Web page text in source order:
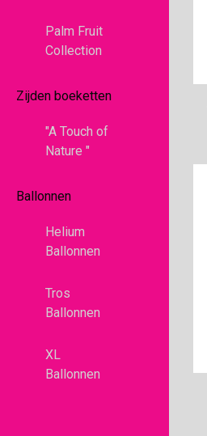
Palm Fruit
Collection
Zijden boeketten
"A Touch of
Nature "
Ballonnen
Helium
Ballonnen
Tros
Ballonnen
XL
Ballonnen